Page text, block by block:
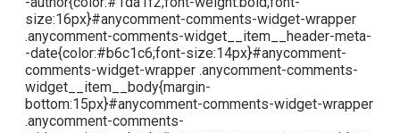
size:16px}#anycomment-comments-widget-wrapper
.anycomment-comments-widget__item__header-meta-
-date{color:#b6c1c6;font-size:14px}#anycomment-
comments-widget-wrapper .anycomment-comments-
widget__item__body{margin-
bottom:15px}#anycomment-comments-widget-wrapper
.anycomment-comments-